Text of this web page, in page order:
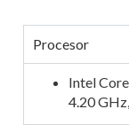
Procesor
Intel
4.20